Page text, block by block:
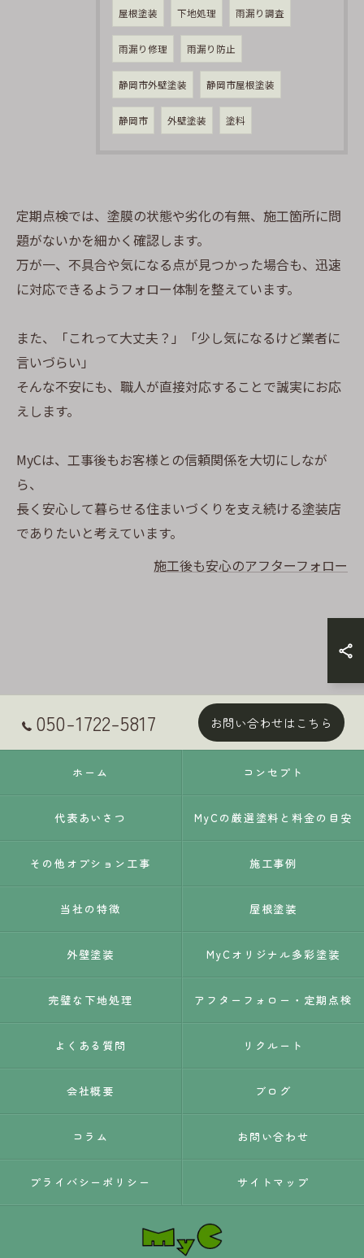
屋根塗装 下地処理 雨漏り調査
雨漏り修理 雨漏り防止
静岡市外壁塗装 静岡市屋根塗装
静岡市 外壁塗装 塗料
定期点検では、塗膜の状態や劣化の有無、施工箇所に問
題がないかを細かく確認します。
万が一、不具合や気になる点が見つかった場合も、迅速
に対応できるようフォロー体制を整えています。
また、「これって大丈夫？」「少し気になるけど業者に
言いづらい」
そんな不安にも、職人が直接対応することで誠実にお応
えします。
MyCは、工事後もお客様との信頼関係を大切にしなが
ら、
長く安心して暮らせる住まいづくりを支え続ける塗装店
でありたいと考えています。
施工後も安心のアフターフォロー
050-1722-5817 お問い合わせはこちら
ホーム コンセプト
代表あいさつ MyCの厳選塗料と料金の目安
その他オプション工事 施工事例
当社の特徴 屋根塗装
外壁塗装 MyCオリジナル多彩塗装
完璧な下地処理 アフターフォロー・定期点検
よくある質問 リクルート
会社概要 ブログ
コラム お問い合わせ
プライバシーポリシー サイトマップ